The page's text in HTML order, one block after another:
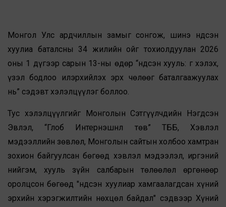
Монгол Улс ардчиллын замыг сонгож, шинэ Үндсэн
хуулиа баталсны 34 жилийн ойг тохиолдуулан 2026
оны 1 дүгээр сарын 13-ны өдөр “Үндсэн хууль: Үг хэлэх,
үзэл бодлоо илэрхийлэх эрх чөлөөг баталгаажуулах
нь” сэдэвт хэлэлцүүлэг боллоо.
Тус хэлэлцүүлгийг Монголын Сэтгүүлчдийн Нэгдсэн
Эвлэл, “Глоб Интернэшнл төв” ТББ, Хэвлэл
мэдээллийн зөвлөл, Монголын сайтын холбоо хамтран
зохион байгуулсан бөгөөд хэвлэл мэдээлэл, иргэний
нийгэм, хууль зүйн салбарын төлөөлөл өргөнөөр
оролцсон бөгөөд "Үндсэн хуулиар хамгаалагдсан хүний
эрхийн хэрэгжилтийн нөхцөл байдал" сэдвээр Хүний